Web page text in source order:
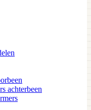
achterbeen